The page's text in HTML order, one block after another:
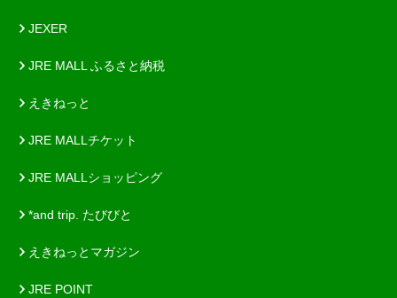
JEXER
JRE MALL ふるさと納税
えきねっと
JRE MALLチケット
JRE MALLショッピング
*and trip. たびびと
えきねっとマガジン
JRE POINT